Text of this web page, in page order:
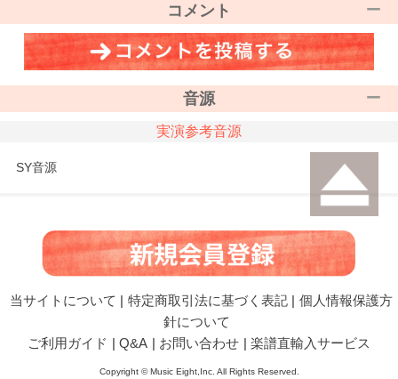
コメント
音源
実演参考音源
SY音源
当サイトについて | 特定商取引法に基づく表記 | 個人情報保護方
針について
ご利用ガイド | Q&A | お問い合わせ | 楽譜直輸入サービス
Copyright © Music Eight,Inc. All Rights Reserved.